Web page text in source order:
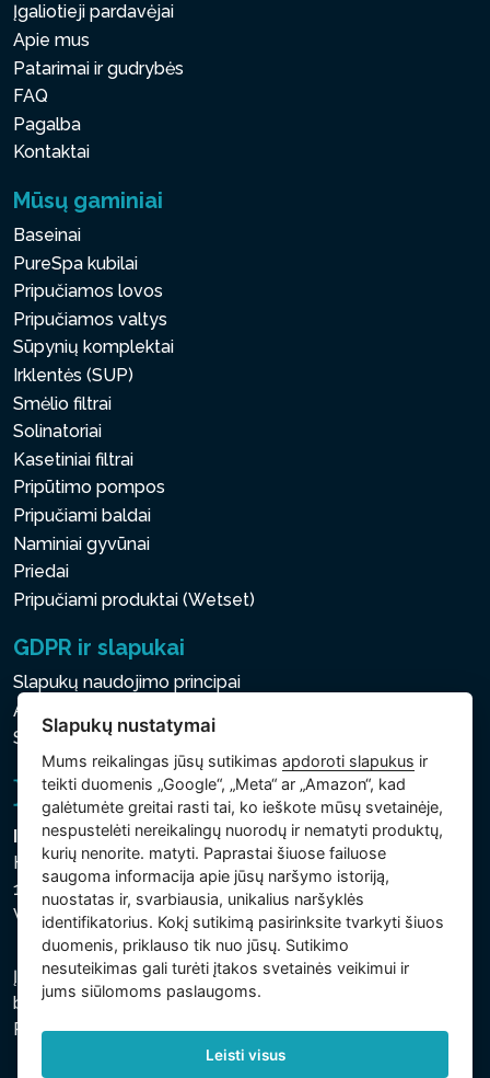
Įgaliotieji pardavėjai
Apie mus
Patarimai ir gudrybės
FAQ
Pagalba
Kontaktai
Mūsų gaminiai
Baseinai
PureSpa kubilai
Pripučiamos lovos
Pripučiamos valtys
Sūpynių komplektai
Irklentės (SUP)
Smėlio filtrai
Solinatoriai
Kasetiniai filtrai
Pripūtimo pompos
Pripučiami baldai
Naminiai gyvūnai
Priedai
Pripučiami produktai (Wetset)
GDPR ir slapukai
Slapukų naudojimo principai
Asmens ir kitų tvarkomų duomenų apsaugos politika
Slapukų nustatymai
Intex Trading, s.r.o.
Hradecká 2526/3
130 00 Praha 3
Vinohrady - Česká republika
Įmonė įregistruota Prahos miesto teisme, C skyriuje,
bylos numeris 74759. regsitracijos numeris: 26150808,
PVM kodas: CZ26150808.
Slapukų nustatymai
Mums reikalingas jūsų sutikimasapdoroti slapukus ir
teikti duomenis „Google“, „Meta“ ar „Amazon“, kad
galėtumėte greitai rasti tai, ko ieškote mūsų svetainėje,
nespustelėti nereikalingų nuorodų ir nematyti produktų,
kurių nenorite. matyti. Paprastai šiuose failuose
saugoma informacija apie jūsų naršymo istoriją,
nuostatas ir, svarbiausia, unikalius naršyklės
identifikatorius. Kokį sutikimą pasirinksite tvarkyti šiuos
duomenis, priklauso tik nuo jūsų. Sutikimo
nesuteikimas gali turėti įtakos svetainės veikimui ir
jums siūlomoms paslaugoms.
Leisti visus